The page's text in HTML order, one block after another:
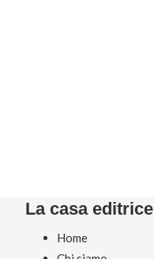
La casa editrice
Home